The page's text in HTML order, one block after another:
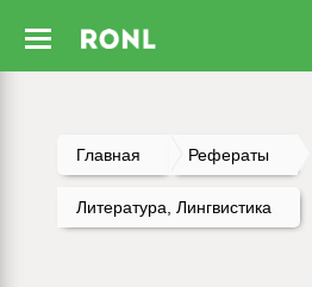
Главная Рефераты
Литература, Лингвистика